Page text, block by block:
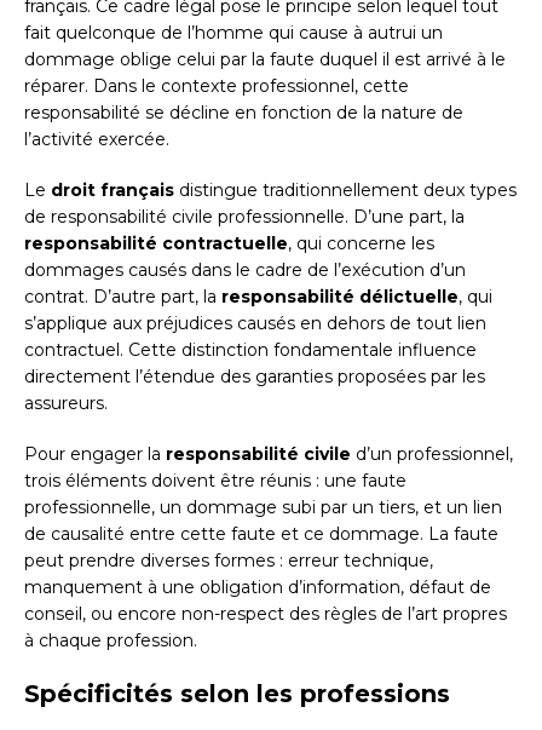
français. Ce cadre légal pose le principe selon lequel tout
fait quelconque de l’homme qui cause à autrui un
dommage oblige celui par la faute duquel il est arrivé à le
réparer. Dans le contexte professionnel, cette
responsabilité se décline en fonction de la nature de
l’activité exercée.
Le droit français distingue traditionnellement deux types
de responsabilité civile professionnelle. D’une part, la
responsabilité contractuelle, qui concerne les
dommages causés dans le cadre de l’exécution d’un
contrat. D’autre part, la responsabilité délictuelle, qui
s’applique aux préjudices causés en dehors de tout lien
contractuel. Cette distinction fondamentale influence
directement l’étendue des garanties proposées par les
assureurs.
Pour engager la responsabilité civile d’un professionnel,
trois éléments doivent être réunis : une faute
professionnelle, un dommage subi par un tiers, et un lien
de causalité entre cette faute et ce dommage. La faute
peut prendre diverses formes : erreur technique,
manquement à une obligation d’information, défaut de
conseil, ou encore non-respect des règles de l’art propres
à chaque profession.
Spécificités selon les professions